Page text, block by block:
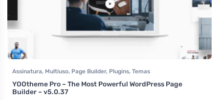
Assinatura, Multiuso, Page Builder, Plugins, Temas
YOOtheme Pro – The Most Powerful WordPress Page
Builder – v5.0.37